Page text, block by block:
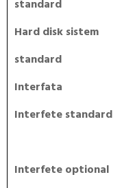
standard
Hard disk sistem
standard
Interfata
Interfete standard
Interfete optional